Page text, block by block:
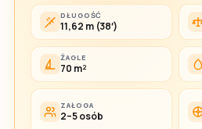
DŁUGOŚĆ
11,62 m (38′)
ŻAGLE
70 m²
ZAŁOGA
2–5 osób